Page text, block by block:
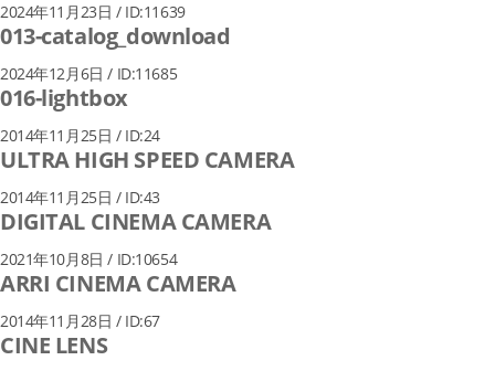
2024年11月23日 / ID:11639
013-catalog_download
2024年12月6日 / ID:11685
016-lightbox
2014年11月25日 / ID:24
ULTRA HIGH SPEED CAMERA
2014年11月25日 / ID:43
DIGITAL CINEMA CAMERA
2021年10月8日 / ID:10654
ARRI CINEMA CAMERA
2014年11月28日 / ID:67
CINE LENS